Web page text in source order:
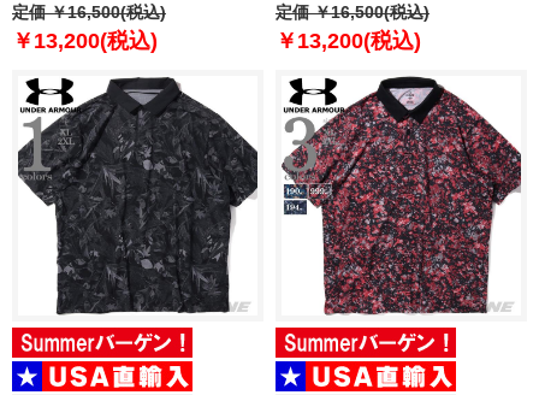
um0968
定価 ￥16,500(税込)
￥13,200(税込)
um0969
定価 ￥16,500(税込)
￥13,200(税込)